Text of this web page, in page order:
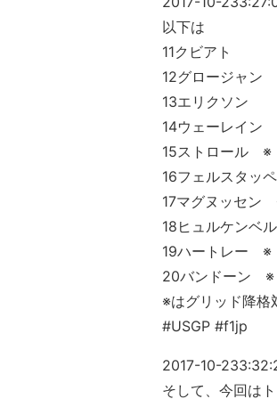
以下は
11クビアト
12グロージャン
13エリクソン
14ウェーレイン
15ストロール ※
16フェルスタッ
17マグヌッセン
18ヒュルケンベ
19ハートレー ※
20バンドーン ※
※はグリッド降格
#USGP #f1jp
2017-10-23
そして、今回は